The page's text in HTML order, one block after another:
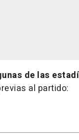
de las
al partido: